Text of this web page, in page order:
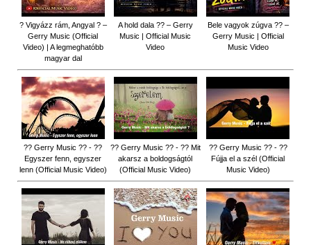
? Vigyázz rám, Angyal ? –
Gerry Music (Official
Video) | A legmeghatóbb
magyar dal
A hold dala ?? – Gerry
Music | Official Music
Video
Bele vagyok zúgva ?? –
Gerry Music | Official
Music Video
?? Gerry Music ?? - ??
Egyszer fenn, egyszer
lenn (Official Music Video)
?? Gerry Music ?? - ?? Mit
akarsz a boldogságtól
(Official Music Video)
?? Gerry Music ?? - ??
Fújja el a szél (Official
Music Video)